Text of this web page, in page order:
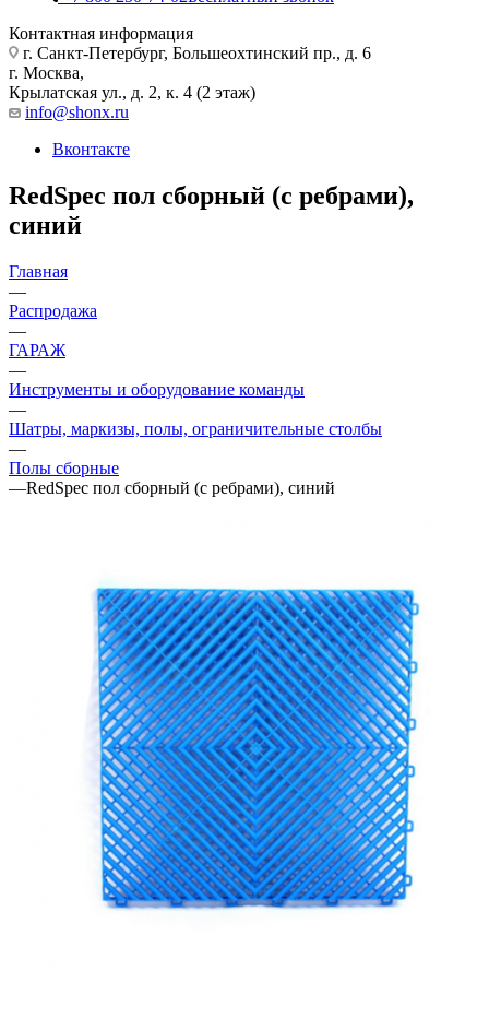
Контактная информация
г. Санкт-Петербург, Большеохтинский пр., д. 6
г. Москва,
Крылатская ул., д. 2, к. 4 (2 этаж)
info@shonx.ru
Вконтакте
RedSpec пол сборный (с ребрами),
синий
Главная
—
Распродажа
—
ГАРАЖ
—
Инструменты и оборудование команды
—
Шатры, маркизы, полы, ограничительные столбы
—
Полы сборные
—RedSpec пол сборный (с ребрами), синий